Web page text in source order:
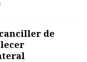
de